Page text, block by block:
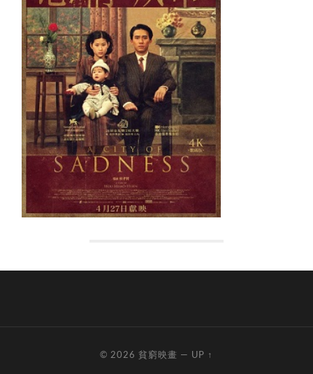
© 2026 貧窮映畫 — UP ↑